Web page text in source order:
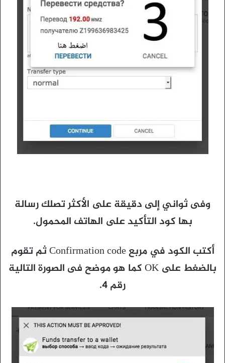
وفى ثواني إلى دقيقة على الأكثر تصلك رسالة
بها كود التأكيد على الهاتف المحمول.
أكتب الكود في مربع Confirmation code ثم تقوم
بالضغط على OK كما هو موضح فى الصورة التالية
رقم 4.